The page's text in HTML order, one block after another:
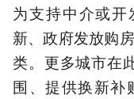
为支持中介或
新、政府发放购
类。更多城市在
围、提供换新补